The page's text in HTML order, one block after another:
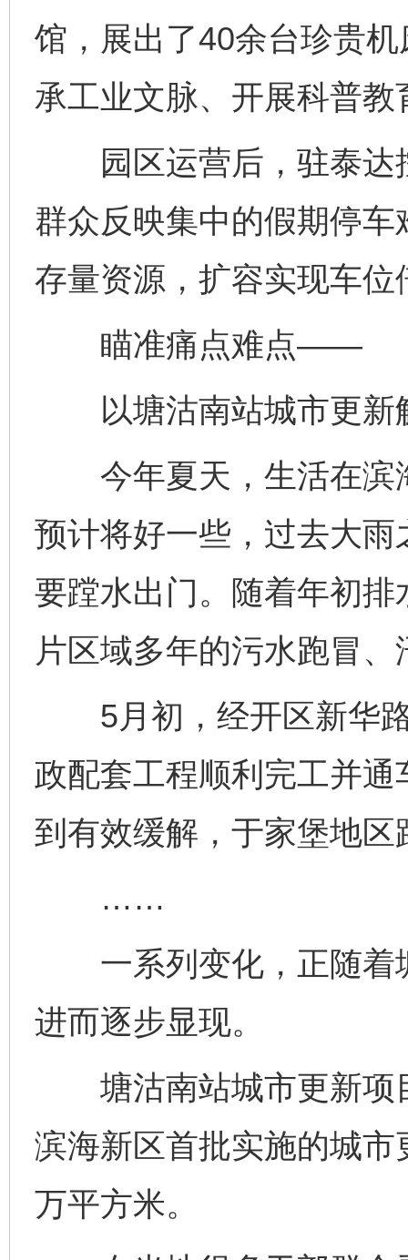
馆，展出了40余台珍贵
承工业文脉、开展科普教
园区运营后，驻泰达
群众反映集中的假期停
存量资源，扩容实现车位
瞄准痛点难点——
以塘沽南站城市更新
今年夏天，生活在滨
预计将好一些，过去大
要蹚水出门。随着年初
片区域多年的污水跑冒
5月初，经开区新华
政配套工程顺利完工并
到有效缓解，于家堡地
……
一系列变化，正随着
进而逐步显现。
塘沽南站城市更新项
滨海新区首批实施的城
万平方米。